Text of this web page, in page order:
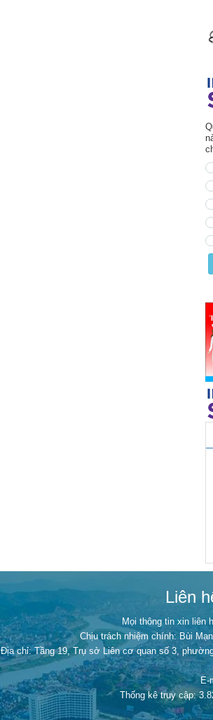
Liên
Mọi thông tin xin liên
Chịu trách nhiệm chính: Bùi
Địa chỉ: Tầng 19, Trụ sở Liên cơ quan số 3,
E-
Thống kê truy cập: